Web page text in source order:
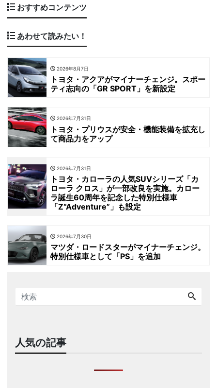
おすすめコンテンツ
あわせて読みたい！
2026年8月7日
トヨタ・アクアがマイナーチェンジ。スポー
ティ志向の「GR SPORT」を新設定
2026年7月31日
トヨタ・プリウスが安全・機能装備を拡充し
て商品力をアップ
2026年7月31日
トヨタ・カローラの人気SUVシリーズ「カ
ローラ クロス」が一部改良を実施。カロー
ラ誕生60周年を記念した特別仕様車
「Z“Adventure”」も設定
2026年7月30日
マツダ・ロードスターがマイナーチェンジ。
特別仕様車として「PS」を追加
人気の記事